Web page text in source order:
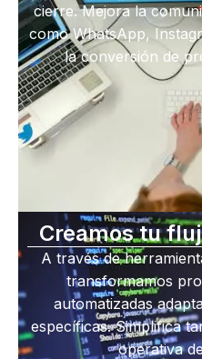
cierre. Mejora la
como WhatsApp,
la conversión de
Creamos tu
A través de
transformamos
automatizadas
específicas. Simplifica
operativa